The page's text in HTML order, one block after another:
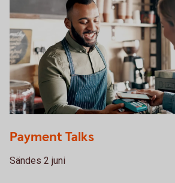
Payment Talks
Sändes 2 juni